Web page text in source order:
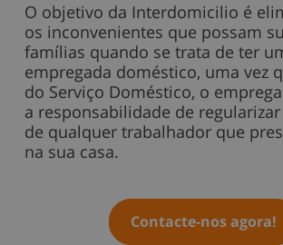
O objetivo da Interdomicilio é
os inconvenientes que possam
famílias quando se trata de ter
empregada doméstico, uma vez
do Serviço Doméstico, o
a responsabilidade de
de qualquer trabalhador que
na sua casa.
Contacte-nos agora!